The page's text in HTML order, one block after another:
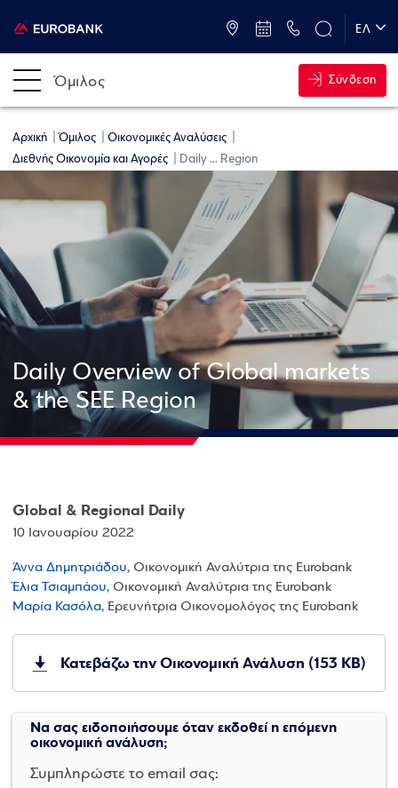
ΕΛ
Όμιλος Σύνδεση
Αρχική Όμιλος
Οικονομικές Αναλύσεις
Διεθνής Οικονομία και Αγορές
Daily ... Region
Daily Overview of Global markets
& the SEE Region
Global & Regional Daily
10 Ιανουαρίου 2022
Άννα Δημητριάδου, Οικονομική Αναλύτρια της Eurobank
Έλια Τσιαμπάου, Οικονομική Αναλύτρια της Eurobank
Μαρία Κασόλα, Ερευνήτρια Οικονομολόγος της Eurobank
Κατεβάζω την Οικονομική Ανάλυση (153 KB)
Να σας ειδοποιήσουμε όταν εκδοθεί η επόμενη
οικονομική ανάλυση;
Συμπληρώστε το email σας: